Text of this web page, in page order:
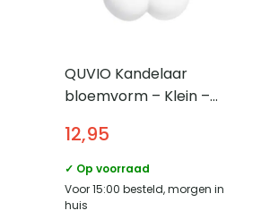
QUVIO Kandelaar
bloemvorm – Klein –
Wit
12,95
✓ Op voorraad
Voor 15:00 besteld, morgen in
huis